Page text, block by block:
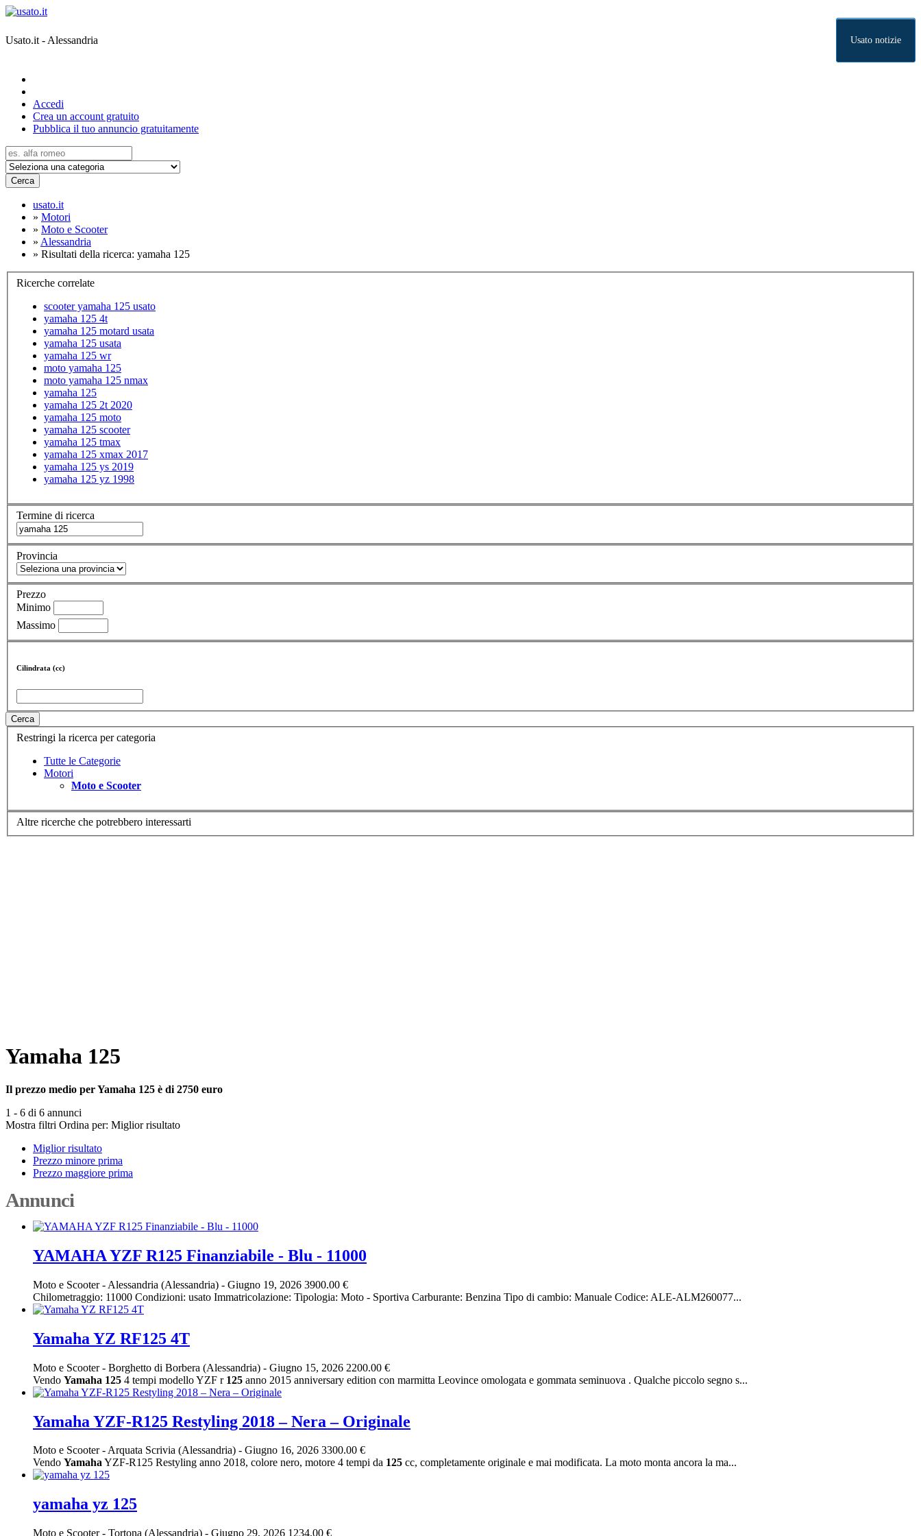
Usato.it - Alessandria Usato notizie
Accedi
Crea un account gratuito
Pubblica il tuo annuncio gratuitamente
Cerca
usato.it
» Motori
» Moto e Scooter
» Alessandria
» Risultati della ricerca: yamaha 125
Ricerche correlate
scooter yamaha 125 usato
yamaha 125 4t
yamaha 125 motard usata
yamaha 125 usata
yamaha 125 wr
moto yamaha 125
moto yamaha 125 nmax
yamaha 125
yamaha 125 2t 2020
yamaha 125 moto
yamaha 125 scooter
yamaha 125 tmax
yamaha 125 xmax 2017
yamaha 125 ys 2019
yamaha 125 yz 1998
Termine di ricerca
Provincia
Prezzo
Minimo
Massimo
Cilindrata (cc)
Cerca
Restringi la ricerca per categoria
Tutte le Categorie
Motori
Moto e Scooter
Altre ricerche che potrebbero interessarti
Yamaha 125
Il prezzo medio per Yamaha 125 è di 2750 euro
1 - 6 di 6 annunci
Mostra filtri Ordina per: Miglior risultato
Miglior risultato
Prezzo minore prima
Prezzo maggiore prima
Annunci
YAMAHA YZF R125 Finanziabile - Blu - 11000
Moto e Scooter- Alessandria (Alessandria) - Giugno 19, 2026 3900.00 €
Chilometraggio: 11000 Condizioni: usato Immatricolazione: Tipologia: Moto - Sportiva Carburante: Benzina Tipo di cambio: Manuale Codice: ALE-ALM260077...
Yamaha YZ RF125 4T
Moto e Scooter- Borghetto di Borbera (Alessandria) - Giugno 15, 2026 2200.00 €
Vendo Yamaha 125 4 tempi modello YZF r 125 anno 2015 anniversary edition con marmitta Leovince omologata e gommata seminuova . Qualche piccolo segno s...
Yamaha YZF-R125 Restyling 2018 – Nera – Originale
Moto e Scooter-Arquata Scrivia (Alessandria) - Giugno 16, 2026 3300.00 €
Vendo YamahaYZF-R125 Restyling anno 2018, colore nero, motore 4 tempi da 125 cc, completamente originale e mai modificata. La moto monta ancora la ma...
yamaha yz 125
Moto e Scooter- Tortona (Alessandria) - Giugno 29, 2026 1234.00 €